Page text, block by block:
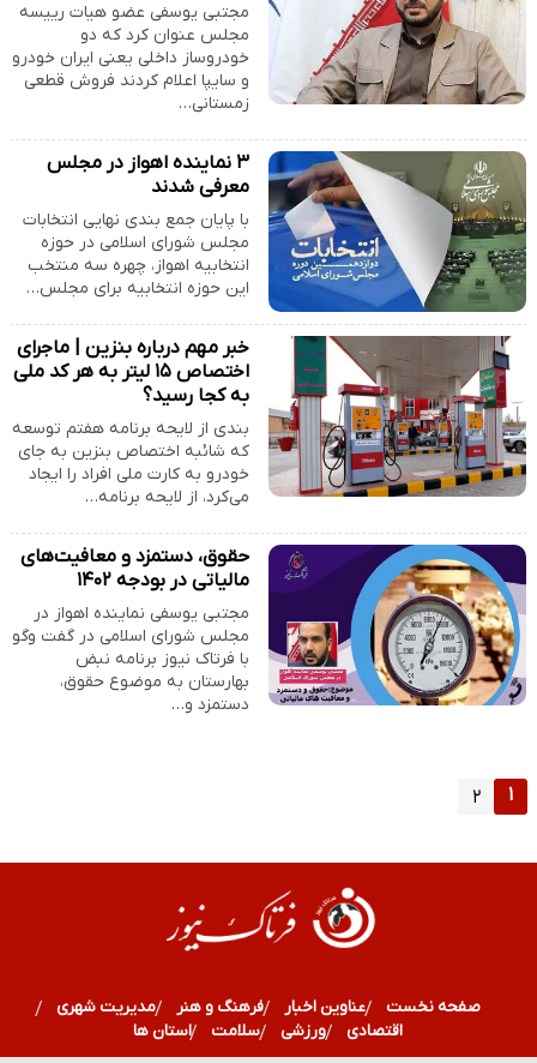
مجتبی یوسفی عضو هیات رییسه
مجلس عنوان کرد که دو
خودروساز داخلی یعنی ایران خودرو
و سایپا اعلام کردند فروش قطعی
زمستانی…
۳ نماینده اهواز در مجلس
معرفی شدند
با پایان جمع بندی نهایی انتخابات
مجلس شورای اسلامی در حوزه
انتخابیه اهواز، چهره سه منتخب
این حوزه انتخابیه برای مجلس…
خبر مهم درباره بنزین | ماجرای
اختصاص ۱۵ لیتر به هر کد ملی
به کجا رسید؟
بندی از لایحه برنامه هفتم توسعه
که شائبه اختصاص بنزین به جای
خودرو به کارت ملی افراد را ایجاد
می‌کرد، از لایحه برنامه…
حقوق، دستمزد و معافیت‌های
مالیاتی در بودجه ۱۴۰۲
مجتبی یوسفی نماینده اهواز در
مجلس شورای اسلامی در گفت وگو
با فرتاک نیوز برنامه نبض
بهارستان به موضوع حقوق،
دستمزد و…
۱ ۲
صفحه نخست عناوین اخبار فرهنگ و هنر
مدیریت شهری
اقتصادی
ورزشی سلامت استان ها